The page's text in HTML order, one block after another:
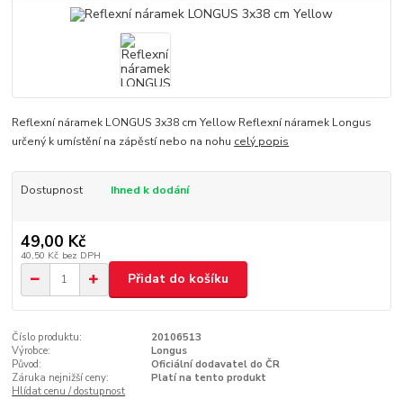
Reflexní náramek LONGUS 3x38 cm Yellow Reflexní náramek Longus
určený k umístění na zápěstí nebo na nohu celý popis
Dostupnost Ihned k dodání
49,00 Kč
40,50 Kč bez DPH
Přidat do košíku
Číslo produktu:
20106513
Výrobce:
Longus
Původ:
Oficiální dodavatel do ČR
Záruka nejnižší ceny:
Platí na tento produkt
Hlídat cenu / dostupnost